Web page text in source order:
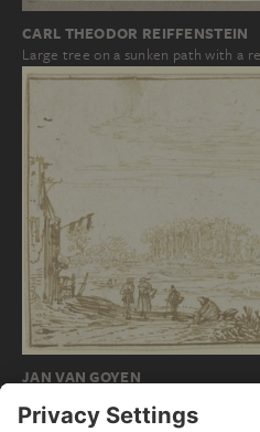
CARL THEODOR REIFFENSTEIN
Large tree on a sunken path with a
JAN VAN GOYEN